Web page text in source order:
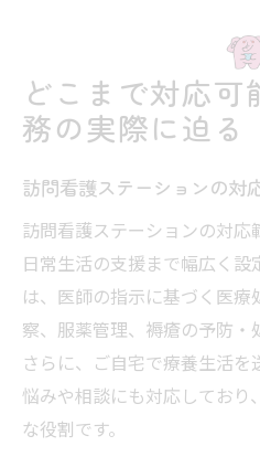
どこまで対応
務の実際に迫る
訪問看護ステーションの対
訪問看護ステーションの対応
日常生活の支援まで幅広く設
は、医師の指示に基づく医
察、服薬管理、褥瘡の予防・
さらに、ご自宅で療養生活
悩みや相談にも対応してお
な役割です。